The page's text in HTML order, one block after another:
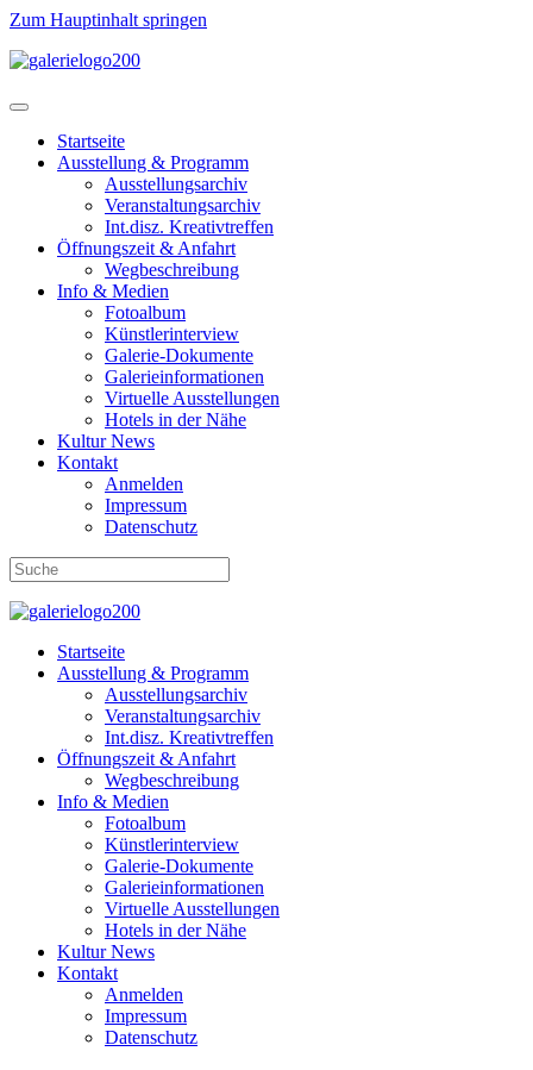
Zum Hauptinhalt springen
Startseite
Ausstellung & Programm
Ausstellungsarchiv
Veranstaltungsarchiv
Int.disz. Kreativtreffen
Öffnungszeit & Anfahrt
Wegbeschreibung
Info & Medien
Fotoalbum
Künstlerinterview
Galerie-Dokumente
Galerieinformationen
Virtuelle Ausstellungen
Hotels in der Nähe
Kultur News
Kontakt
Anmelden
Impressum
Datenschutz
Startseite
Ausstellung & Programm
Ausstellungsarchiv
Veranstaltungsarchiv
Int.disz. Kreativtreffen
Öffnungszeit & Anfahrt
Wegbeschreibung
Info & Medien
Fotoalbum
Künstlerinterview
Galerie-Dokumente
Galerieinformationen
Virtuelle Ausstellungen
Hotels in der Nähe
Kultur News
Kontakt
Anmelden
Impressum
Datenschutz